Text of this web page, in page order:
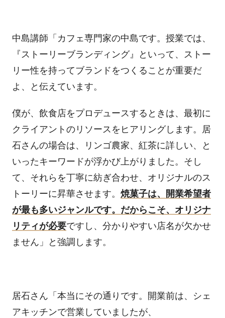
中島講師「カフェ専門家の中島です。授業では、
『ストーリーブランディング』といって、ストー
リー性を持ってブランドをつくることが重要だ
よ、と伝えています。
僕が、飲食店をプロデュースするときは、最初に
クライアントのリソースをヒアリングします。居
石さんの場合は、リンゴ農家、紅茶に詳しい、と
いったキーワードが浮かび上がりました。そし
て、それらを丁寧に紡ぎ合わせ、オリジナルのス
トーリーに昇華させます。 焼菓子は、開業希望者
が最も多いジャンルです。だからこそ、オリジナ
リティが必要ですし、分かりやすい店名が欠かせ
ません」と強調します。
居石さん「本当にその通りです。開業前は、シェ
アキッチンで営業していましたが、